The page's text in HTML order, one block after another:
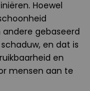
Hoewel
gebaseerd
en dat is
en
mensen aan te